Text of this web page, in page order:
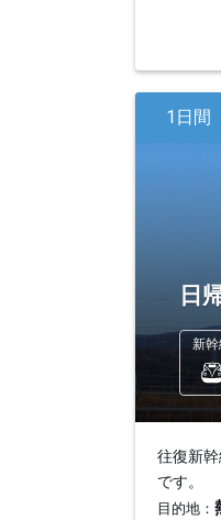
1日間
日
新幹
往復新
です。
目的地：